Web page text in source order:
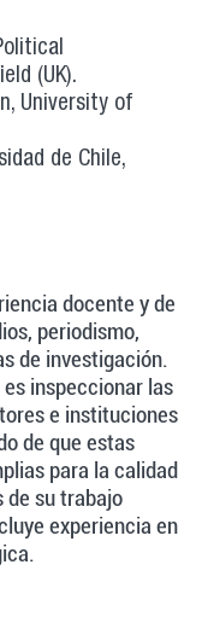
(UK).
University of
de Chile,
docente y de
periodismo,
de investigación.
inspeccionar las
e instituciones
de que estas
para la calidad
de su trabajo
experiencia en